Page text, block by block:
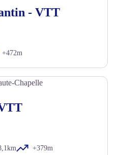
Normandie
- VTT
+472m
- JE Rubio
+379m